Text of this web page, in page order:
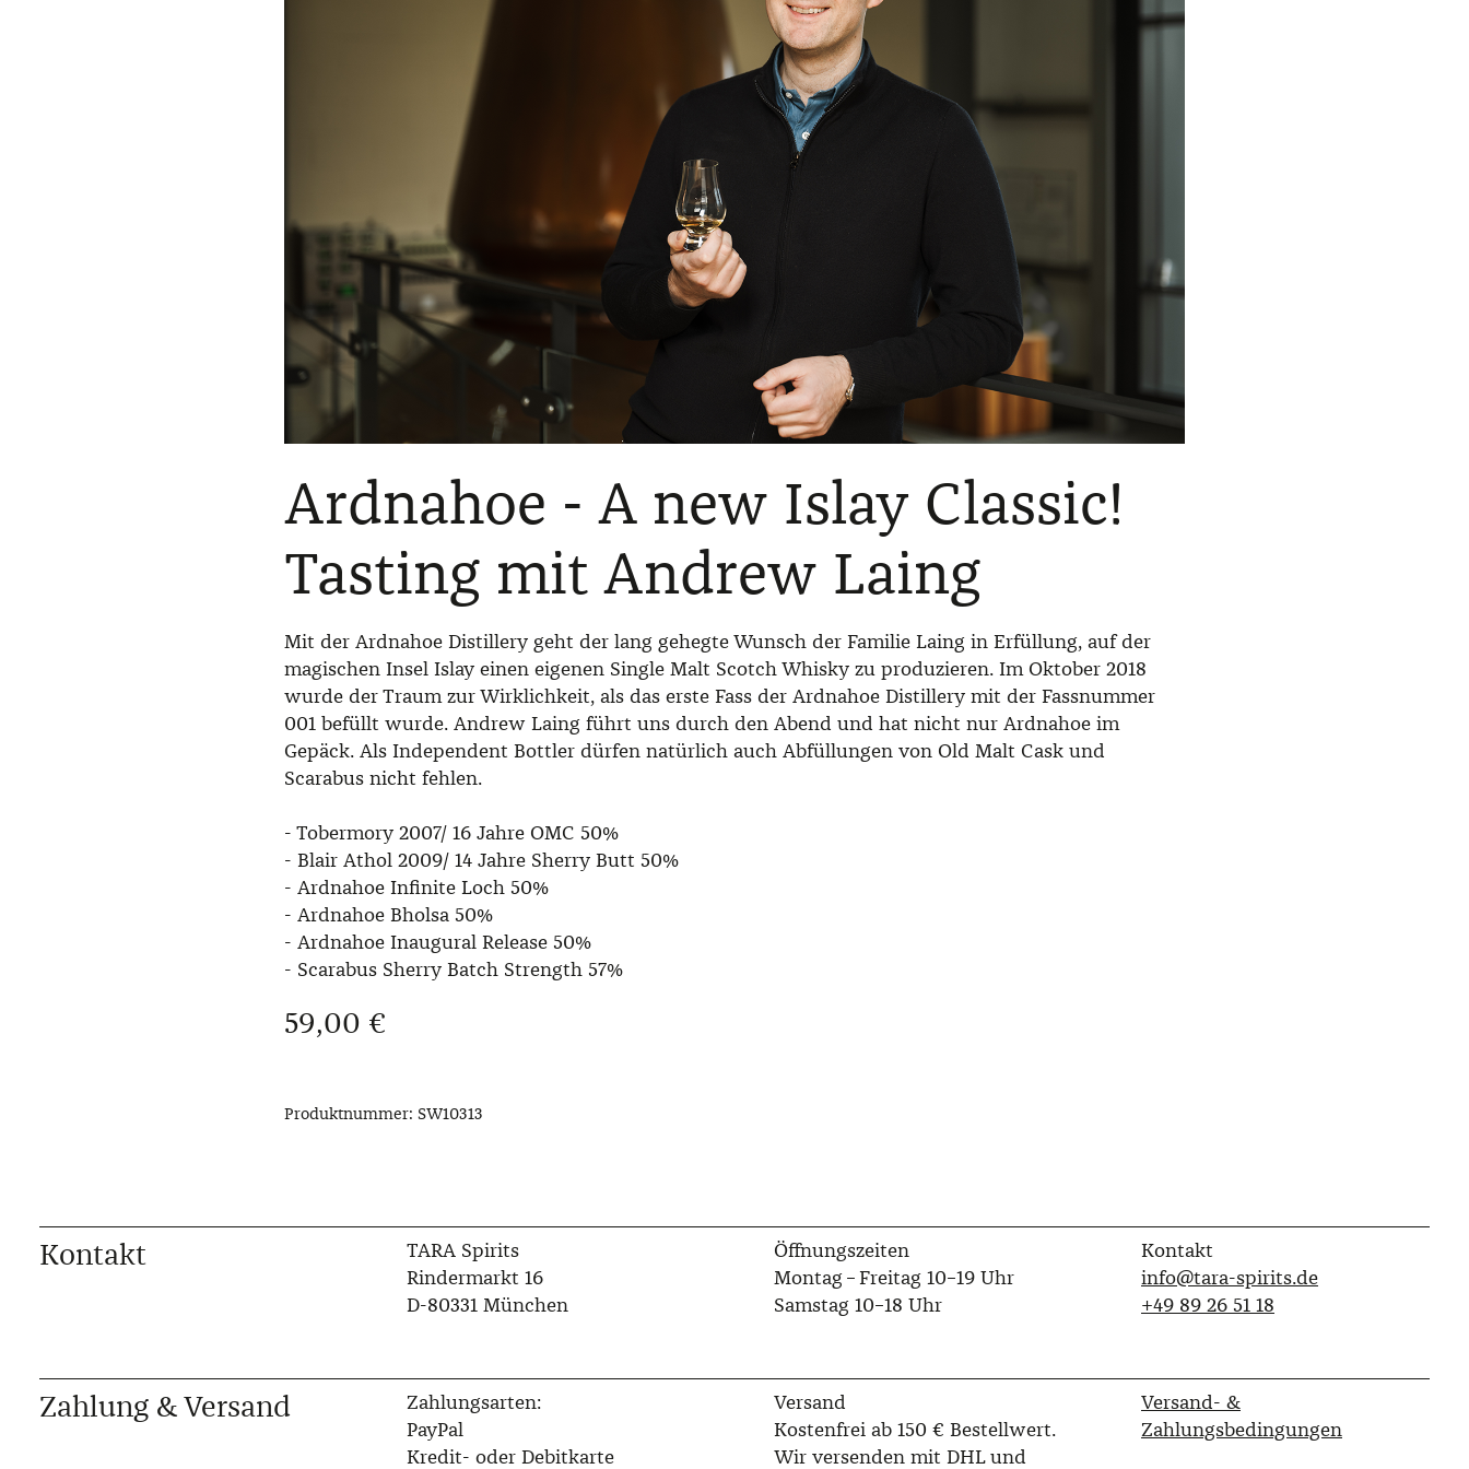
Ardnahoe - A new Islay Classic!
Tasting mit Andrew Laing
Mit der Ardnahoe Distillery geht der lang gehegte Wunsch der Familie Laing in Erfüllung, auf der
magischen Insel Islay einen eigenen Single Malt Scotch Whisky zu produzieren. Im Oktober 2018
wurde der Traum zur Wirklichkeit, als das erste Fass der Ardnahoe Distillery mit der Fassnummer
001 befüllt wurde. Andrew Laing führt uns durch den Abend und hat nicht nur Ardnahoe im
Gepäck. Als Independent Bottler dürfen natürlich auch Abfüllungen von Old Malt Cask und
Scarabus nicht fehlen.
- Tobermory 2007/ 16 Jahre OMC 50%
- Blair Athol 2009/ 14 Jahre Sherry Butt 50%
- Ardnahoe Infinite Loch 50%
- Ardnahoe Bholsa 50%
- Ardnahoe Inaugural Release 50%
- Scarabus Sherry Batch Strength 57%
Regulärer Preis:
59,00 €
Produktnummer: SW10313
Kontakt
TARA Spirits
Rindermarkt 16
D-80331 München
Öffnungszeiten
Montag – Freitag 10–19 Uhr
Samstag 10–18 Uhr
Kontakt
info@tara-spirits.de
‭+49 89 26 51 18‬
Zahlung & Versand
Zahlungsarten:
PayPal
Kredit- oder Debitkarte
Versand
Kostenfrei ab 150 € Bestellwert.
Wir versenden mit DHL und
Versand- &
Zahlungsbedingungen